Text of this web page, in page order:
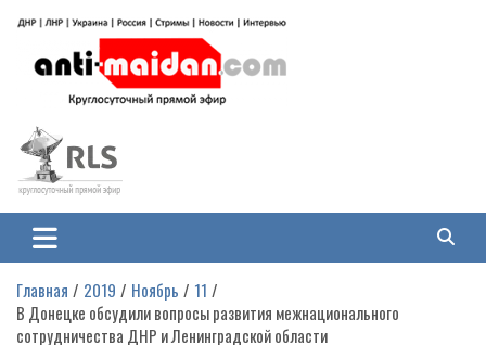
содержимому
Антимайдан: Гражданская война
на Украине
гражданской войне на Украине, включая события в Новороссии, ДНР,
ЛНР и других регионах.
Главная 2019 Ноябрь
11
В Донецке обсудили вопросы развития межнационального
сотрудничества ДНР и Ленинградской области